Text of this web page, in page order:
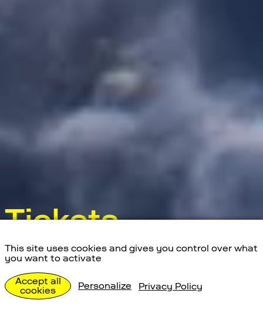
Tickets
Hier kaufst du dein Ticket für die öffentlichen
Angebote im Space Eye. Ob für Kinder oder
Erwachsene, Einsteiger:innen oder Expert:innen
– bei unseren Tages- und Abendprogrammen
gibt es für alle etwas zu entdecken.
This site uses cookies and gives you control over what
you want to activate
Accept all
cookies
Personalize Privacy Policy